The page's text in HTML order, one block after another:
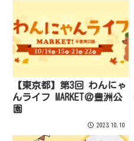
【東京都】第3回 わんにゃ
んライフ MARKET＠豊洲公
園
2023.10.10